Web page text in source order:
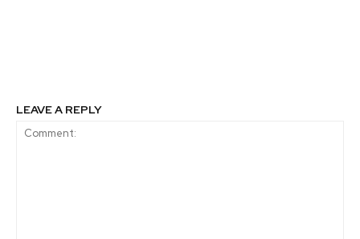
LEAVE A REPLY